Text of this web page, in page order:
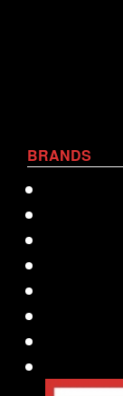
BRANDS